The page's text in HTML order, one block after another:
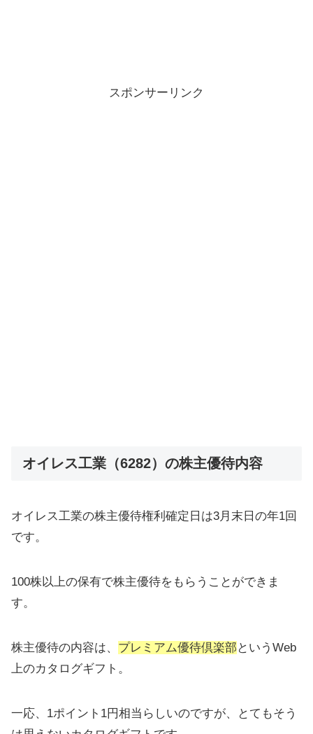
スポンサーリンク
オイレス工業（6282）の株主優待内容
オイレス工業の株主優待権利確定日は3月末日の年1回
です。
100株以上の保有で株主優待をもらうことができま
す。
株主優待の内容は、 プレミアム優待倶楽部 というWeb
上のカタログギフト。
一応、1ポイント1円相当らしいのですが、とてもそう